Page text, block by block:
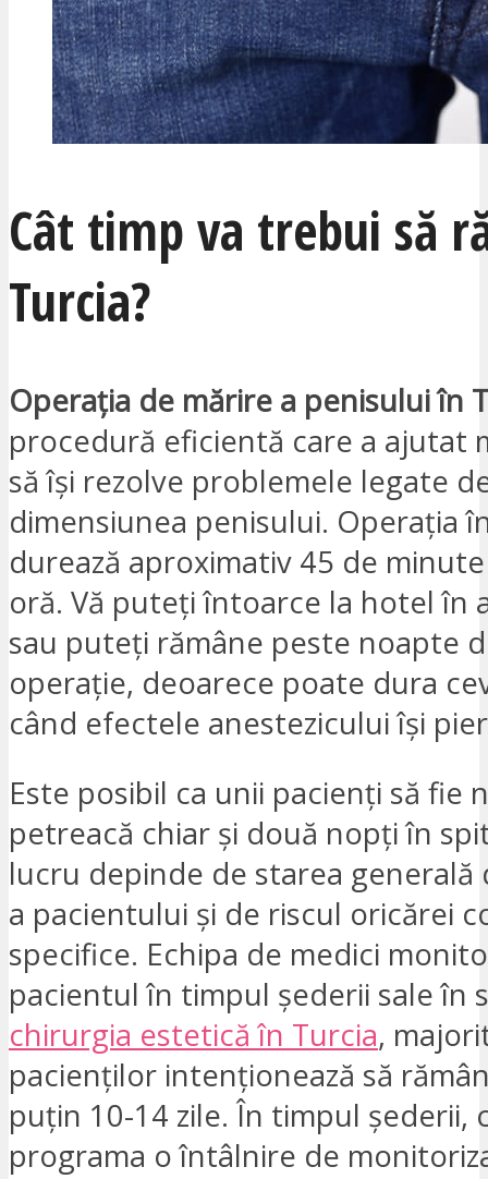
Cât timp va trebui să
Turcia?
Operația de mărire a penisului în
procedură eficientă care a ajutat
să își rezolve problemele legate
dimensiunea penisului. Operația
durează aproximativ 45 de
oră. Vă puteți întoarce la hotel în
sau puteți rămâne peste noapte
operație, deoarece poate dura
când efectele anestezicului își
Este posibil ca unii pacienți să fie
petreacă chiar și două nopți în
lucru depinde de starea generală
a pacientului și de riscul oricărei
specifice. Echipa de medici
pacientul în timpul șederii sale în
chirurgia estetică în Turcia,
pacienților intenționează să
puțin 10-14 zile. În timpul șederii,
programa o întâlnire de